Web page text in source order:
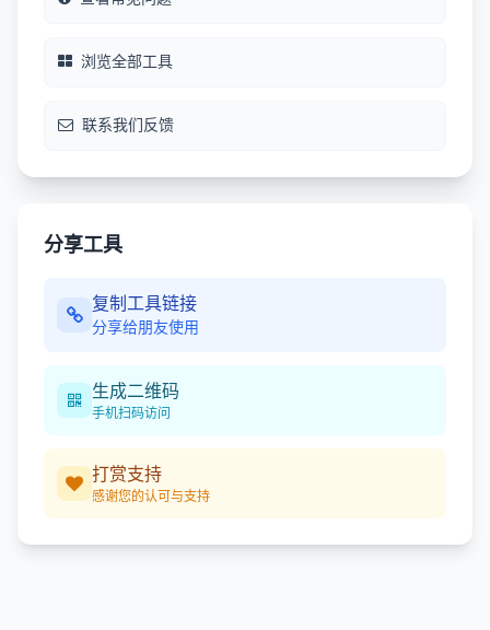
浏览全部工具
联系我们反馈
分享工具
复制工具链接
分享给朋友使用
生成二维码
手机扫码访问
打赏支持
感谢您的认可与支持